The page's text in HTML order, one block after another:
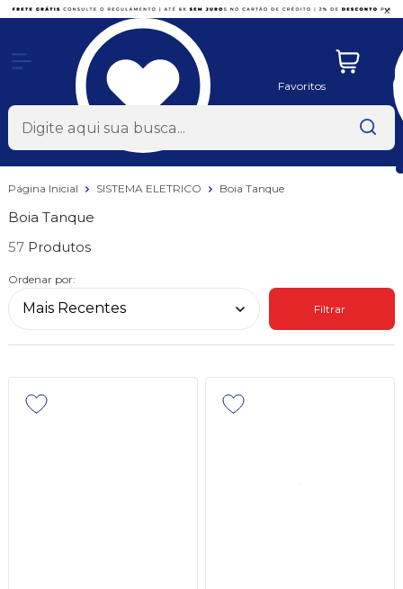
x
Favoritos
Página Inicial SISTEMA ELETRICO Boia Tanque
Boia Tanque
57
Ordenar por:
Filtrar